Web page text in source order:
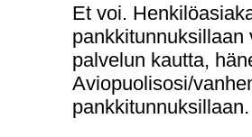
Et voi.
palvelun kautta,
Aviopuolisosi/
pankkitunnuksillaan.